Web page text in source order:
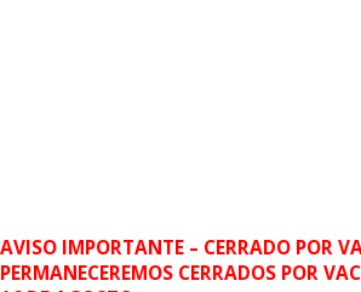
AVISO IMPORTANTE – CERRADO POR
PERMANECEREMOS CERRADOS POR